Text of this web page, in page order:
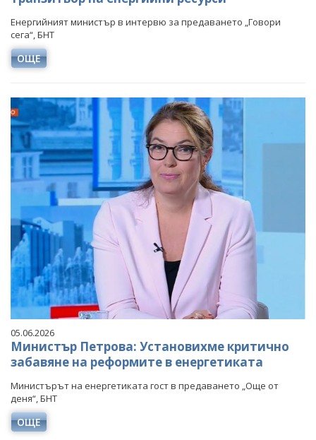
Енергийният министър в интервю за предаването „Говори
сега“, БНТ
ОЩЕ
05.06.2026
Министър Петрова: Установихме критично
забавяне на реформите в енергетиката
Министърът на енергетиката гост в предаването „Още от
деня“, БНТ
ОЩЕ